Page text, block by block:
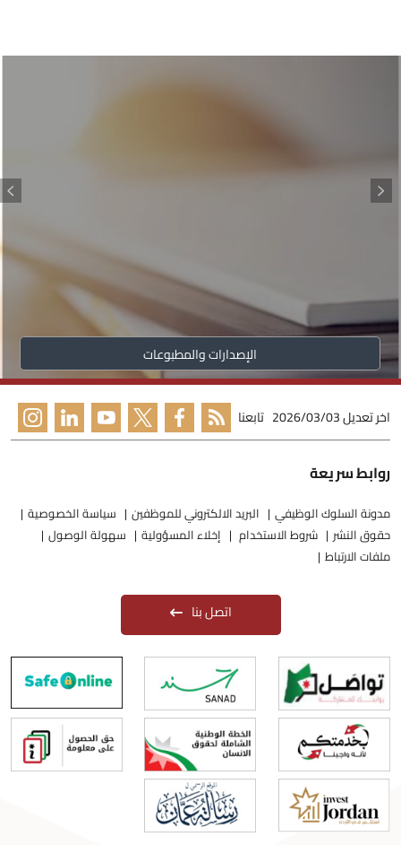
الإصدارات والمطبوعات
اخر تعديل2026/03/03 تابعنا
روابط سريعة
مدونة السلوك الوظيفي البريد الالكتروني للموظفين
سياسة الخصوصية
حقوق النشر
شروط الاستخدام إخلاء المسؤولية
سهولة الوصول
ملفات الارتباط
اتصل بنا